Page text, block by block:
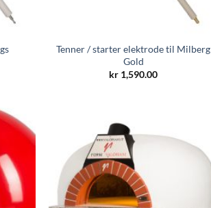
Tenner / starter elektrode til Milberg
Gold
kr 1,590.00